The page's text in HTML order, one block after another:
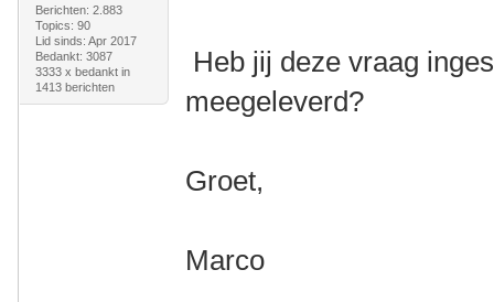
Berichten: 2.883
Topics: 90
Lid sinds: Apr 2017
Bedankt: 3087
3333 x bedankt in
1413 berichten
Heb jij deze vraag
meegeleverd?
Groet,
Marco